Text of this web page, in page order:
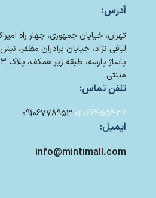
آدرس:
تهران، خیابان جمهوری، چهار راه
لبافی نژاد، خیابان برادران مظفر،
مینتی
تلفن تماس:
02166455436
09106778953
ایمیل:
info@mintimall.com